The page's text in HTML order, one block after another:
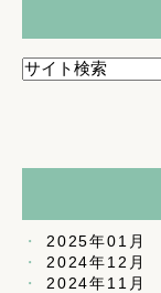
2025年01月
2024年12月
2024年11月